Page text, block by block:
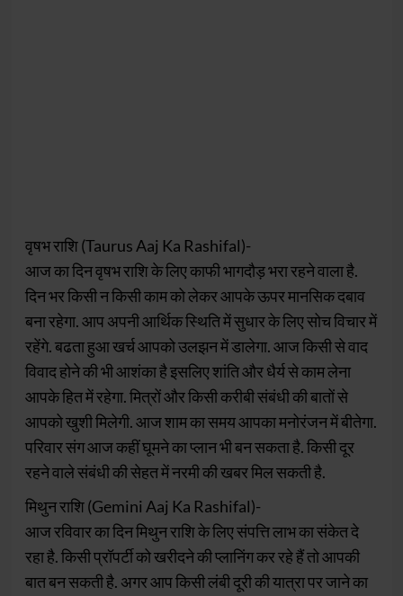
वृषभ राशि (Taurus Aaj Ka Rashifal)-
आज का दिन वृषभ राशि के लिए काफी भागदौड़ भरा रहने वाला है.
दिन भर किसी न किसी काम को लेकर आपके ऊपर मानसिक दबाव
बना रहेगा. आप अपनी आर्थिक स्थिति में सुधार के लिए सोच विचार में
रहेंगे. बढता हुआ खर्च आपको उलझन में डालेगा. आज किसी से वाद
विवाद होने की भी आशंका है इसलिए शांति और धैर्य से काम लेना
आपके हित में रहेगा. मित्रों और किसी करीबी संबंधी की बातों से
आपको खुशी मिलेगी. आज शाम का समय आपका मनोरंजन में बीतेगा.
परिवार संग आज कहीं घूमने का प्लान भी बन सकता है. किसी दूर
रहने वाले संबंधी की सेहत में नरमी की खबर मिल सकती है.
मिथुन राशि (Gemini Aaj Ka Rashifal)-
आज रविवार का दिन मिथुन राशि के लिए संपत्ति लाभ का संकेत दे
रहा है. किसी प्रॉपर्टी को खरीदने की प्लानिंग कर रहे हैं तो आपकी
बात बन सकती है. अगर आप किसी लंबी दूरी की यात्रा पर जाने का